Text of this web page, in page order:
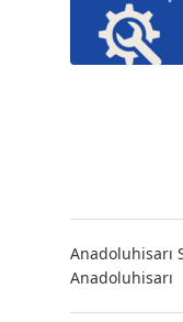
Anadoluhisarı
Anadoluhisarı